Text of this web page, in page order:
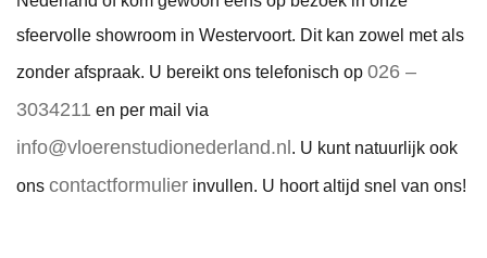
sfeervolle showroom in Westervoort. Dit kan zowel met als
zonder afspraak. U bereikt ons telefonisch op 026 –
3034211 en per mail via
info@vloerenstudionederland.nl . U kunt natuurlijk ook
ons contactformulier invullen. U hoort altijd snel van ons!